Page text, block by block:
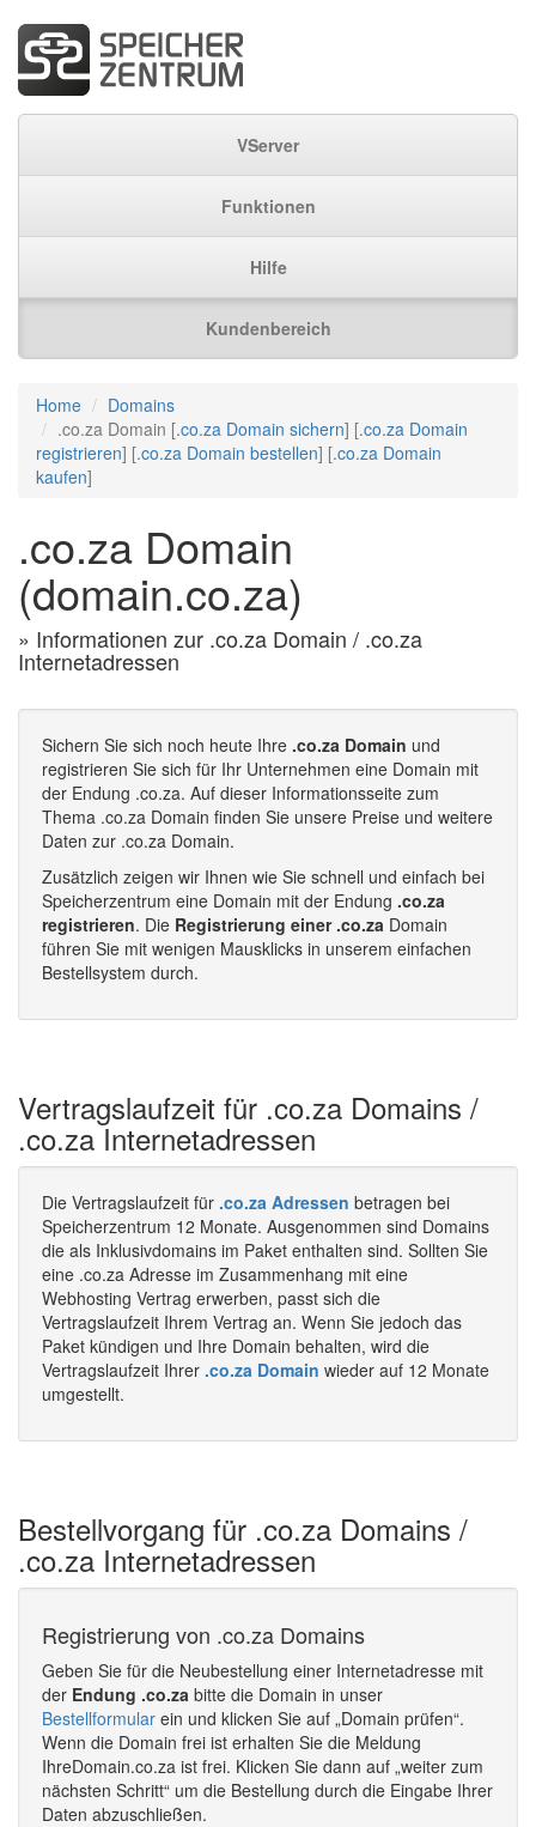
VServer
Funktionen
Hilfe
Kundenbereich
Home
Domains
.co.za Domain [.co.za Domain sichern] [.co.za Domain
registrieren] [.co.za Domain bestellen] [.co.za Domain
kaufen]
.co.za Domain
(domain.co.za)
» Informationen zur .co.za Domain / .co.za
Internetadressen
Sichern Sie sich noch heute Ihre .co.za Domain und
registrieren Sie sich für Ihr Unternehmen eine Domain mit
der Endung .co.za. Auf dieser Informationsseite zum
Thema .co.za Domain finden Sie unsere Preise und weitere
Daten zur .co.za Domain.
Zusätzlich zeigen wir Ihnen wie Sie schnell und einfach bei
Speicherzentrum eine Domain mit der Endung .co.za
registrieren. Die Registrierung einer .co.za Domain
führen Sie mit wenigen Mausklicks in unserem einfachen
Bestellsystem durch.
Vertragslaufzeit für .co.za Domains /
.co.za Internetadressen
Die Vertragslaufzeit für .co.za Adressen betragen bei
Speicherzentrum 12 Monate. Ausgenommen sind Domains
die als Inklusivdomains im Paket enthalten sind. Sollten Sie
eine .co.za Adresse im Zusammenhang mit eine
Webhosting Vertrag erwerben, passt sich die
Vertragslaufzeit Ihrem Vertrag an. Wenn Sie jedoch das
Paket kündigen und Ihre Domain behalten, wird die
Vertragslaufzeit Ihrer .co.za Domain wieder auf 12 Monate
umgestellt.
Bestellvorgang für .co.za Domains /
.co.za Internetadressen
Registrierung von .co.za Domains
Geben Sie für die Neubestellung einer Internetadresse mit
der Endung .co.za bitte die Domain in unser
Bestellformular ein und klicken Sie auf „Domain prüfen“.
Wenn die Domain frei ist erhalten Sie die Meldung
IhreDomain.co.za ist frei. Klicken Sie dann auf „weiter zum
nächsten Schritt“ um die Bestellung durch die Eingabe Ihrer
Daten abzuschließen.